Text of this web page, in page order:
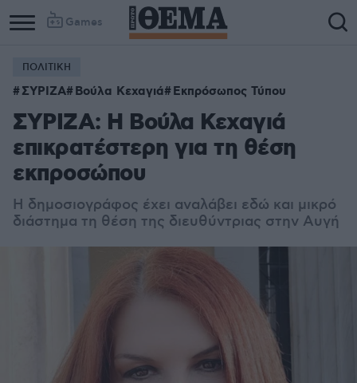
Games
ΠΟΛΙΤΙΚΗ
ΣΥΡΙΖΑ Βούλα Κεχαγιά Εκπρόσωπος Τύπου
ΣΥΡΙΖΑ: Η Βούλα Κεχαγιά
επικρατέστερη για τη θέση
εκπροσώπου
Η δημοσιογράφος έχει αναλάβει εδώ και μικρό
διάστημα τη θέση της διευθύντριας στην Αυγή